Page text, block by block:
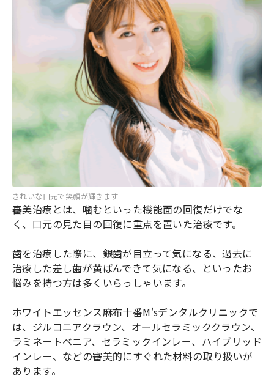
きれいな口元で笑顔が輝きます
審美治療とは、噛むといった機能面の回復だけでな
く、口元の見た目の回復に重点を置いた治療です。
歯を治療した際に、銀歯が目立って気になる、過去に
治療した差し歯が黄ばんできて気になる、といったお
悩みを持つ方は多くいらっしゃいます。
ホワイトエッセンス麻布十番M'sデンタルクリニックで
は、ジルコニアクラウン、オールセラミッククラウン、
ラミネートベニア、セラミックインレー、ハイブリッド
インレー、などの審美的にすぐれた材料の取り扱いが
あります。